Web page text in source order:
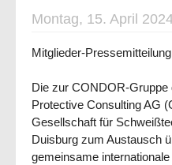
Montag, 15. April
Mitglieder-Pressemitteilung
Die zur CONDOR-Gruppe
Protective Consulting AG
Gesellschaft für
Duisburg zum Austausch
gemeinsame